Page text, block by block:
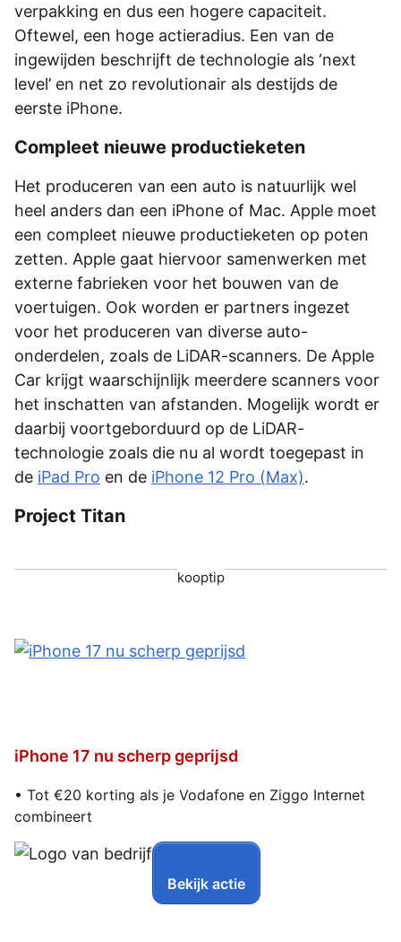
verpakking en dus een hogere capaciteit.
Oftewel, een hoge actieradius. Een van de
ingewijden beschrijft de technologie als ‘next
level’ en net zo revolutionair als destijds de
eerste iPhone.
Compleet nieuwe productieketen
Het produceren van een auto is natuurlijk wel
heel anders dan een iPhone of Mac. Apple moet
een compleet nieuwe productieketen op poten
zetten. Apple gaat hiervoor samenwerken met
externe fabrieken voor het bouwen van de
voertuigen. Ook worden er partners ingezet
voor het produceren van diverse auto-
onderdelen, zoals de LiDAR-scanners. De Apple
Car krijgt waarschijnlijk meerdere scanners voor
het inschatten van afstanden. Mogelijk wordt er
daarbij voortgeborduurd op de LiDAR-
technologie zoals die nu al wordt toegepast in
de iPad Pro en de iPhone 12 Pro (Max).
Project Titan
kooptip
iPhone 17 nu scherp geprijsd
• Tot €20 korting als je Vodafone en Ziggo Internet
combineert
Bekijk actie